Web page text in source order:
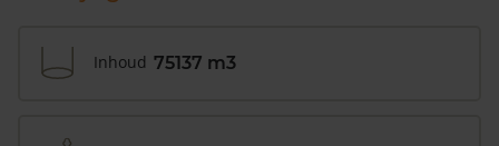
Inhoud 75137 m3